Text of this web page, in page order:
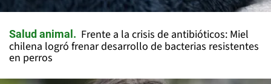
Salud animal
Frente a la crisis de antibióticos: Miel
chilena logró frenar desarrollo de bacterias resistentes
en perros